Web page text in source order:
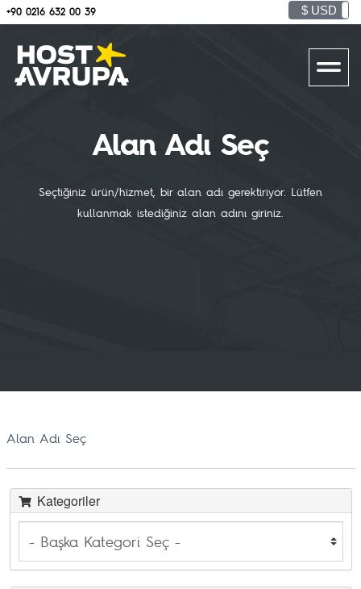
+90 0216 632 00 39 $ USD
Alan Adı Seç
Seçtiğiniz ürün/hizmet, bir alan adı gerektiriyor. Lütfen
kullanmak istediğiniz alan adını giriniz.
Alan Adı Seç
Kategoriler